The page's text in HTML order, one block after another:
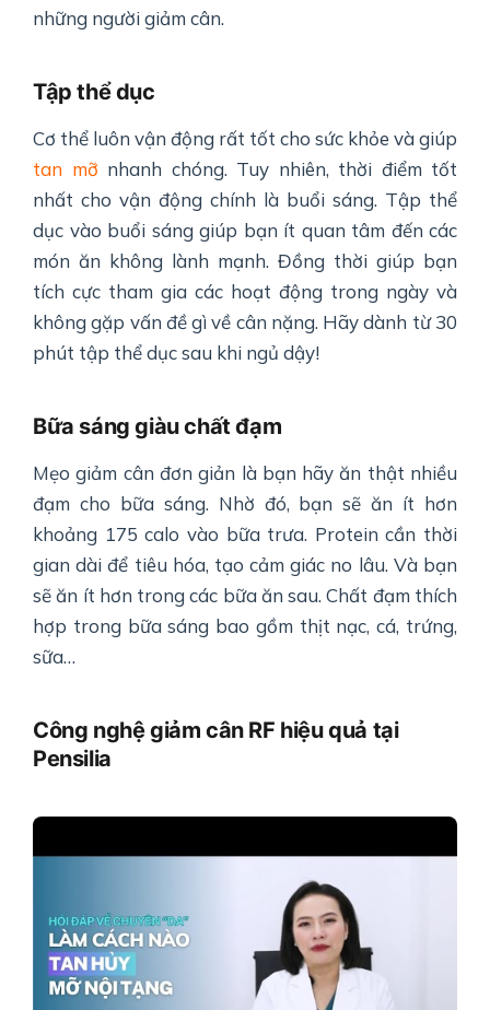
những người giảm cân.
Tập thể dục
Cơ thể luôn vận động rất tốt cho sức khỏe và giúp
tan mỡ nhanh chóng. Tuy nhiên, thời điểm tốt
nhất cho vận động chính là buổi sáng. Tập thể
dục vào buổi sáng giúp bạn ít quan tâm đến các
món ăn không lành mạnh. Đồng thời giúp bạn
tích cực tham gia các hoạt động trong ngày và
không gặp vấn đề gì về cân nặng. Hãy dành từ 30
phút tập thể dục sau khi ngủ dậy!
Bữa sáng giàu chất đạm
Mẹo giảm cân đơn giản là bạn hãy ăn thật nhiều
đạm cho bữa sáng. Nhờ đó, bạn sẽ ăn ít hơn
khoảng 175 calo vào bữa trưa. Protein cần thời
gian dài để tiêu hóa, tạo cảm giác no lâu. Và bạn
sẽ ăn ít hơn trong các bữa ăn sau. Chất đạm thích
hợp trong bữa sáng bao gồm thịt nạc, cá, trứng,
sữa…
Công nghệ giảm cân RF hiệu quả tại
Pensilia